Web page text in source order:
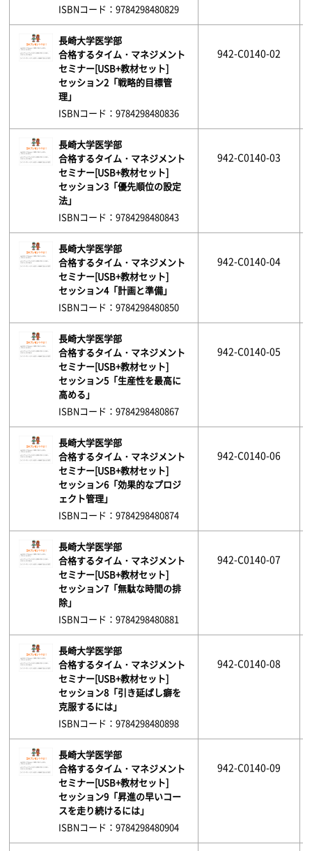
ISBNコード：9784298480829
長崎大学医学部
合格するタイム・マネジメント
セミナー[USB+教材セット]
セッション2「戦略的目標管
理」
ISBNコード：9784298480836
942-C0140-02
長崎大学医学部
合格するタイム・マネジメント
セミナー[USB+教材セット]
セッション3「優先順位の設定
法」
ISBNコード：9784298480843
942-C0140-03
長崎大学医学部
合格するタイム・マネジメント
セミナー[USB+教材セット]
セッション4「計画と準備」
ISBNコード：9784298480850
942-C0140-04
長崎大学医学部
合格するタイム・マネジメント
セミナー[USB+教材セット]
セッション5「生産性を最高に
高める」
ISBNコード：9784298480867
942-C0140-05
長崎大学医学部
合格するタイム・マネジメント
セミナー[USB+教材セット]
セッション6「効果的なプロジ
ェクト管理」
ISBNコード：9784298480874
942-C0140-06
長崎大学医学部
合格するタイム・マネジメント
セミナー[USB+教材セット]
セッション7「無駄な時間の排
除」
ISBNコード：9784298480881
942-C0140-07
長崎大学医学部
合格するタイム・マネジメント
セミナー[USB+教材セット]
セッション8「引き延ばし癖を
克服するには」
ISBNコード：9784298480898
942-C0140-08
長崎大学医学部
合格するタイム・マネジメント
セミナー[USB+教材セット]
セッション9「昇進の早いコー
スを走り続けるには」
ISBNコード：9784298480904
942-C0140-09